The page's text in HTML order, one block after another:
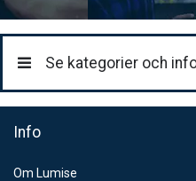
DHL Företagspaket /
199:-
Se kategorier och
Info
Om Lumise